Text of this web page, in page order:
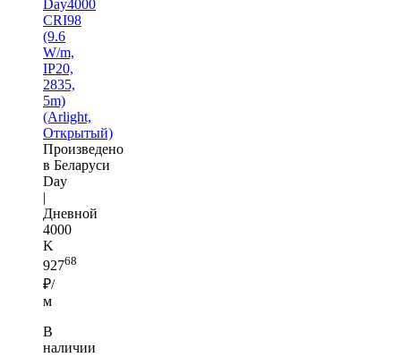
Day4000
CRI98
(9.6
W/m,
IP20,
2835,
5m)
(Arlight,
Открытый)
Произведено
в Беларуси
Day
|
Дневной
4000
K
92768
₽/
м
В
наличии